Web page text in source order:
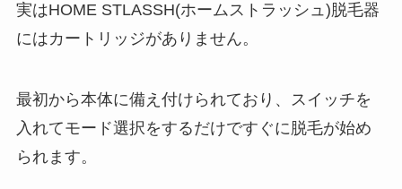
実はHOME STLASSH(ホームストラッシュ)脱毛器
にはカートリッジがありません。
最初から本体に備え付けられており、スイッチを
入れてモード選択をするだけですぐに脱毛が始め
られます。